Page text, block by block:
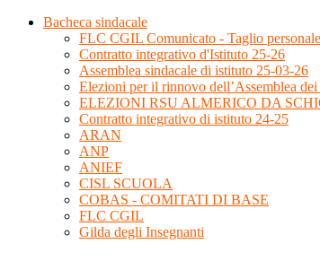
Bacheca sindacale
FLC CGIL Comunicato - Taglio
Contratto integrativo d'Istituto 25-26
Assemblea sindacale di istituto 25-03-26
Elezioni per il rinnovo dell’Assemblea
ELEZIONI RSU ALMERICO DA
Contratto integrativo di istituto 24-25
ARAN
ANP
ANIEF
CISL SCUOLA
COBAS - COMITATI DI BASE
FLC CGIL
Gilda degli Insegnanti